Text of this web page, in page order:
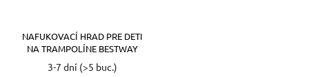
NAFUKOVACÍ HRAD PRE DETI
NA TRAMPOLÍNE BESTWAY
3-7 dní (>5 buc.)